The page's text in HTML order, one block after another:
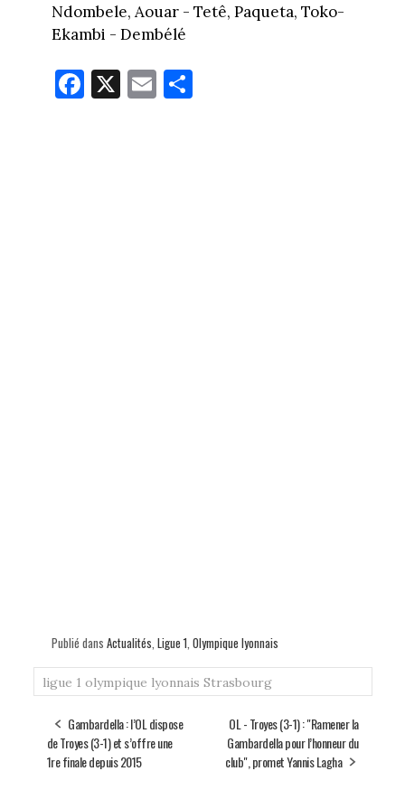
Ndombele, Aouar - Tetê, Paqueta, Toko-
Ekambi - Dembélé
Fa
ce
X E
m
Pa
Publié dans Actualités, Ligue 1, Olympique lyonnais
ligue 1 olympique lyonnais Strasbourg
Gambardella : l’OL dispose
de Troyes (3-1) et s’offre une
1re finale depuis 2015
OL - Troyes (3-1) : "Ramener la
Gambardella pour l’honneur du
club", promet Yannis Lagha